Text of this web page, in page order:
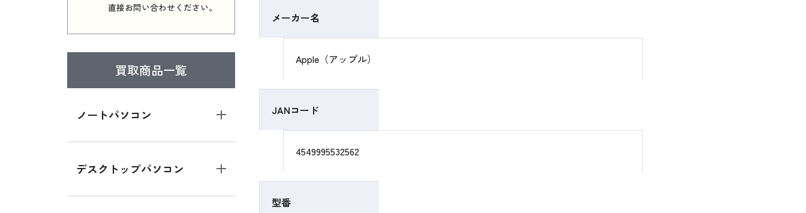
直接お問い合わせください。
買取商品一覧
ノートパソコン
デスクトップパソコン
メーカー名
Apple（アップル）
JANコード
4549995532562
型番